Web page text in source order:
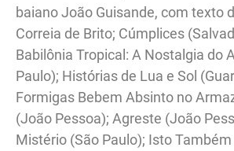
baiano João Guisande, com texto
Correia de Brito; Cúmplices
Babilônia Tropical: A Nostalgia do
Paulo); Histórias de Lua e Sol
Formigas Bebem Absinto no
(João Pessoa); Agreste (João
Mistério (São Paulo); Isto